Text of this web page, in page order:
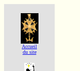
Accueil
du site